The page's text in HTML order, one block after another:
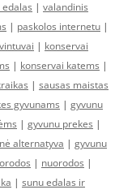
| valandinis
| paskolos internetu |
| konservai
| konservai katems |
| sausas maistas
gyvunams | gyvunu
| gyvunu prekes |
alternatyva | gyvunu
| nuorodos |
| sunu edalas ir